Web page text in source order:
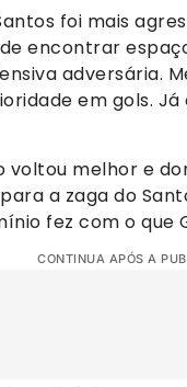
foi mais
encontrar
adversária.
em gols.
voltou melhor e
a zaga do
fez com o
CONTINUA APÓS A